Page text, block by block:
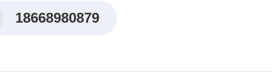
18668980879